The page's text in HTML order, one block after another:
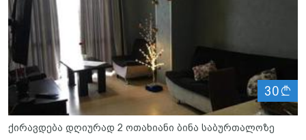
30
ქირავდება დღიურად 2 ოთახიანი ბინა საბურთალოზე